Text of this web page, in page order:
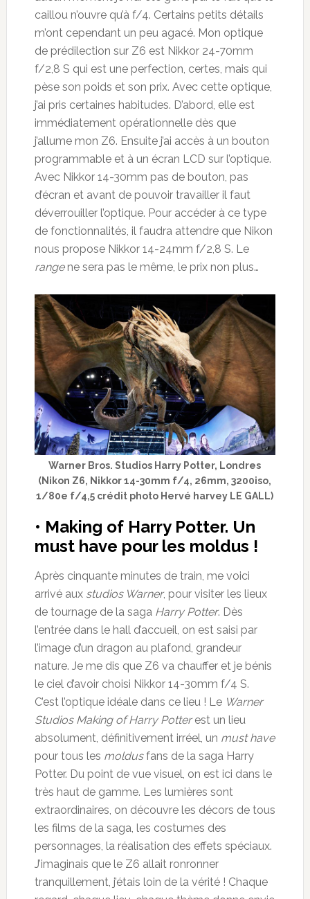
caillou n’ouvre qu’à f/4. Certains petits détails
m’ont cependant un peu agacé. Mon optique
de prédilection sur Z6 est Nikkor 24-70mm
f/2,8 S qui est une perfection, certes, mais qui
pèse son poids et son prix. Avec cette optique,
j’ai pris certaines habitudes. D’abord, elle est
immédiatement opérationnelle dès que
j’allume mon Z6. Ensuite j’ai accès à un bouton
programmable et à un écran LCD sur l’optique.
Avec Nikkor 14-30mm pas de bouton, pas
d’écran et avant de pouvoir travailler il faut
déverrouiller l’optique. Pour accéder à ce type
de fonctionnalités, il faudra attendre que Nikon
nous propose Nikkor 14-24mm f/2,8 S. Le
rangene sera pas le même, le prix non plus…
Warner Bros. Studios Harry Potter, Londres
(Nikon Z6, Nikkor 14-30mm f/4, 26mm, 3200iso,
1/80e f/4,5 crédit photo Hervé harvey LE GALL)
• Making of Harry Potter. Un
must have pour les moldus !
Après cinquante minutes de train, me voici
arrivé aux studios Warner, pour visiter les lieux
de tournage de la saga Harry Potter. Dès
l’entrée dans le hall d’accueil, on est saisi par
l’image d’un dragon au plafond, grandeur
nature. Je me dis que Z6 va chauffer et je bénis
le ciel d’avoir choisi Nikkor 14-30mm f/4 S.
C’est l’optique idéale dans ce lieu ! Le Warner
Studios Making of Harry Potterest un lieu
absolument, définitivement irréel, un must have
pour tous les moldusfans de la saga Harry
Potter. Du point de vue visuel, on est ici dans le
très haut de gamme. Les lumières sont
extraordinaires, on découvre les décors de tous
les films de la saga, les costumes des
personnages, la réalisation des effets spéciaux.
J’imaginais que le Z6 allait ronronner
tranquillement, j’étais loin de la vérité ! Chaque